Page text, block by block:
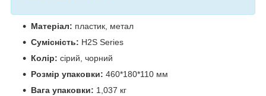
Матеріал: пластик, метал
Сумісність: H2S Series
Колір: сірий, чорний
Розмір упаковки: 460*180*110 мм
Вага упаковки: 1,037 кг